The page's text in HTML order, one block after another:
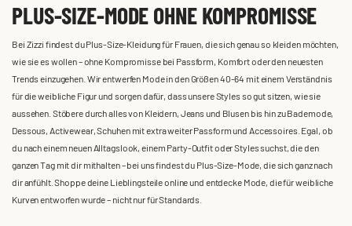
PLUS-SIZE-MODE OHNE KOMPROMISSE
Bei Zizzi findest du Plus-Size-Kleidung für Frauen, die sich genau so kleiden möchten,
wie sie es wollen – ohne Kompromisse bei Passform, Komfort oder den neuesten
Trends einzugehen. Wir entwerfen Mode in den Größen 40-64 mit einem Verständnis
für die weibliche Figur und sorgen dafür, dass unsere Styles so gut sitzen, wie sie
aussehen. Stöbere durch alles von Kleidern, Jeans und Blusen bis hin zu Bademode,
Dessous, Activewear, Schuhen mit extra weiter Passform und Accessoires. Egal, ob
du nach einem neuen Alltagslook, einem Party-Outfit oder Styles suchst, die den
ganzen Tag mit dir mithalten – bei uns findest du Plus-Size-Mode, die sich ganz nach
dir anfühlt. Shoppe deine Lieblingsteile online und entdecke Mode, die für weibliche
Kurven entworfen wurde – nicht nur für Standards.